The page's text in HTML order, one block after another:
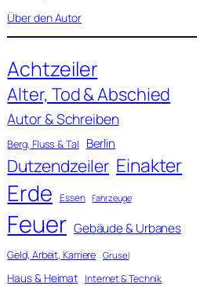
Über den Autor
Achtzeiler
Alter, Tod & Abschied
Autor & Schreiben
Berg, Fluss & Tal Berlin
Dutzendzeiler Einakter
Erde Essen Fahrzeuge
Feuer Gebäude & Urbanes
Geld, Arbeit, Karriere Grusel
Haus & Heimat Internet & Technik